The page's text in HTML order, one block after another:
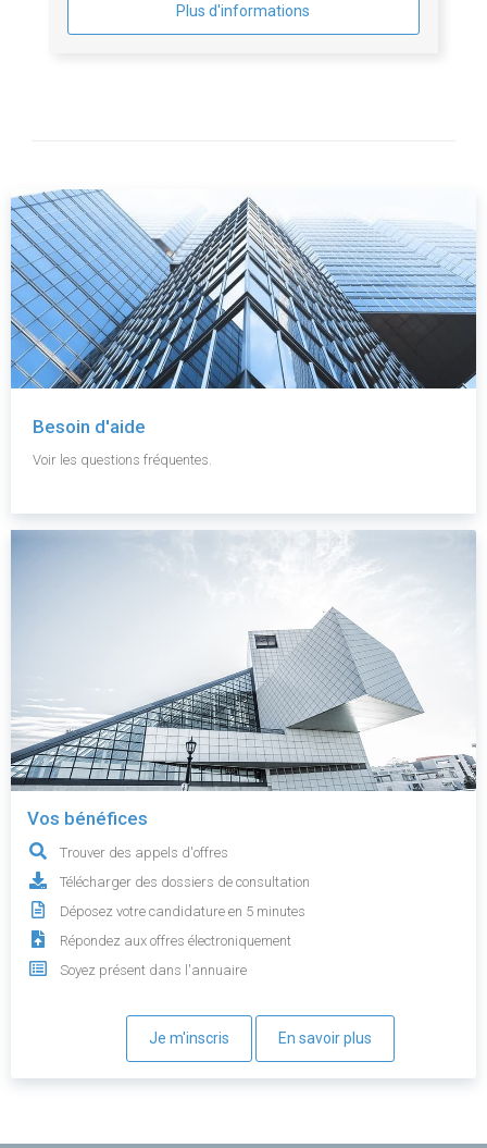
Plus d'informations
Besoin d'aide
Voir les questions fréquentes.
Vos bénéfices
Trouver des appels d'offres
Télécharger des dossiers de consultation
Déposez votre candidature en 5 minutes
Répondez aux offres électroniquement
Soyez présent dans l'annuaire
Je m'inscris En savoir plus